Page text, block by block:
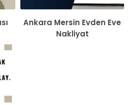
Ankara Mersin Evden Eve
Nakliyat